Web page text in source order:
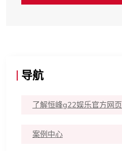
导航
了解恒峰g22娱乐官方网页
案例中心